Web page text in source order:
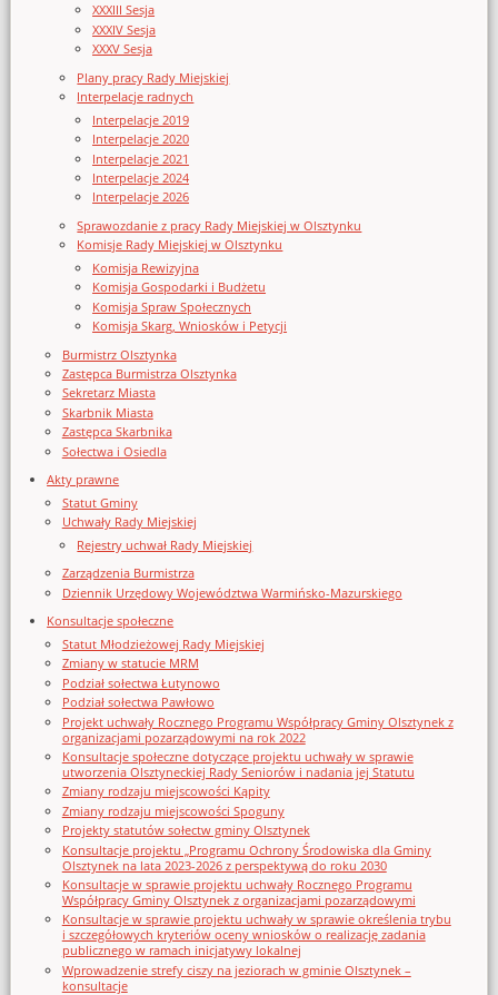
XXXIII Sesja
XXXIV Sesja
XXXV Sesja
Plany pracy Rady Miejskiej
Interpelacje radnych
Interpelacje 2019
Interpelacje 2020
Interpelacje 2021
Interpelacje 2024
Interpelacje 2026
Sprawozdanie z pracy Rady Miejskiej w Olsztynku
Komisje Rady Miejskiej w Olsztynku
Komisja Rewizyjna
Komisja Gospodarki i Budżetu
Komisja Spraw Społecznych
Komisja Skarg, Wniosków i Petycji
Burmistrz Olsztynka
Zastępca Burmistrza Olsztynka
Sekretarz Miasta
Skarbnik Miasta
Zastępca Skarbnika
Sołectwa i Osiedla
Akty prawne
Statut Gminy
Uchwały Rady Miejskiej
Rejestry uchwał Rady Miejskiej
Zarządzenia Burmistrza
Dziennik Urzędowy Województwa Warmińsko-Mazurskiego
Konsultacje społeczne
Statut Młodzieżowej Rady Miejskiej
Zmiany w statucie MRM
Podział sołectwa Łutynowo
Podział sołectwa Pawłowo
Projekt uchwały Rocznego Programu Współpracy Gminy Olsztynek z
organizacjami pozarządowymi na rok 2022
Konsultacje społeczne dotyczące projektu uchwały w sprawie
utworzenia Olsztyneckiej Rady Seniorów i nadania jej Statutu
Zmiany rodzaju miejscowości Kąpity
Zmiany rodzaju miejscowości Spoguny
Projekty statutów sołectw gminy Olsztynek
Konsultacje projektu „Programu Ochrony Środowiska dla Gminy
Olsztynek na lata 2023-2026 z perspektywą do roku 2030
Konsultacje w sprawie projektu uchwały Rocznego Programu
Współpracy Gminy Olsztynek z organizacjami pozarządowymi
Konsultacje w sprawie projektu uchwały w sprawie określenia trybu
i szczegółowych kryteriów oceny wniosków o realizację zadania
publicznego w ramach inicjatywy lokalnej
Wprowadzenie strefy ciszy na jeziorach w gminie Olsztynek –
konsultacje